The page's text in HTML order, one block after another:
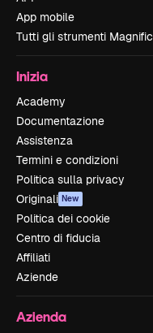
App mobile
Tutti gli strumenti Magnific
Inizia
Academy
Documentazione
Assistenza
Termini e condizioni
Politica sulla privacy
Originali New
Politica dei cookie
Centro di fiducia
Affiliati
Aziende
Azienda